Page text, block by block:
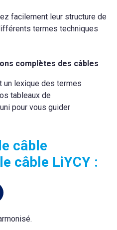
facilement leur structure de
termes techniques
complètes des câbles
un lexique des termes
tableaux de
pour vous guider
câble
câble LiYCY :